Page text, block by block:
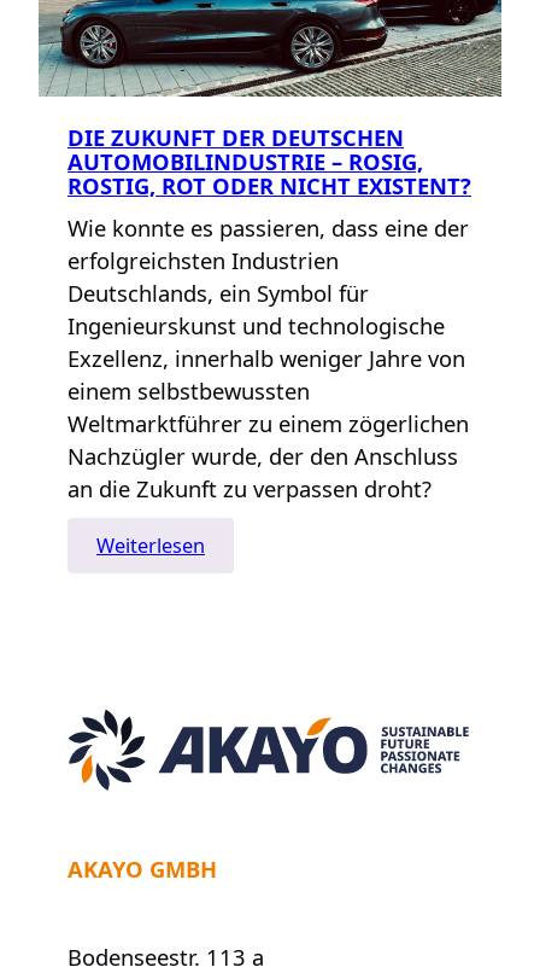
DIE ZUKUNFT DER DEUTSCHEN
AUTOMOBILINDUSTRIE – ROSIG,
ROSTIG, ROT ODER NICHT EXISTENT?
Wie konnte es passieren, dass eine der
erfolgreichsten Industrien
Deutschlands, ein Symbol für
Ingenieurskunst und technologische
Exzellenz, innerhalb weniger Jahre von
einem selbstbewussten
Weltmarktführer zu einem zögerlichen
Nachzügler wurde, der den Anschluss
an die Zukunft zu verpassen droht?
Weiterlesen
Die
rosig,
rostig,
nicht
AKAYO GMBH
Bodenseestr. 113 a